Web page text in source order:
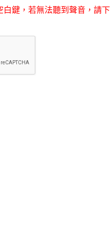
鍵，若無法聽到聲音，請下